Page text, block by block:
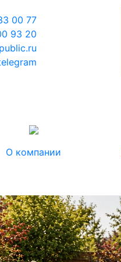
00 77
93 20
О компании